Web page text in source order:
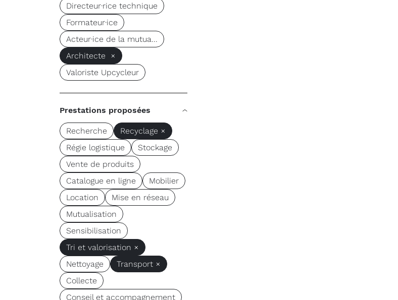
Directeur·rice technique
Formateur·ice
Acteur·ice de la mutua...
Architecte ×
Valoriste Upcycleur
Prestations proposées
Recherche
Recyclage ×
Régie logistique
Stockage
Vente de produits
Catalogue en ligne
Mobilier
Location
Mise en réseau
Mutualisation
Sensibilisation
Tri et valorisation ×
Nettoyage
Transport ×
Collecte
Conseil et accompagnement